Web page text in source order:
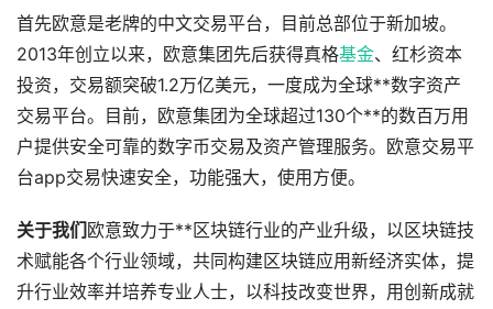
首先欧意是老牌的中文交易平台，目前总部位于新加坡。
2013年创立以来，欧意集团先后获得真格基金、红杉资本
投资，交易额突破1.2万亿美元，一度成为全球**数字资产
交易平台。目前，欧意集团为全球超过130个**的数百万用
户提供安全可靠的数字币交易及资产管理服务。欧意交易平
台app交易快速安全，功能强大，使用方便。
关于我们 欧意致力于**区块链行业的产业升级，以区块链技
术赋能各个行业领域，共同构建区块链应用新经济实体，提
升行业效率并培养专业人士，以科技改变世界，用创新成就